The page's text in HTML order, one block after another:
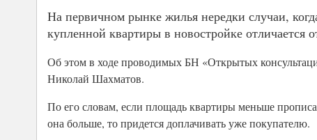
На первичном рынке жилья нередки случаи,
купленной квартиры в новостройке отличается
Об этом в ходе проводимых БН «Открытых
Николай Шахматов.
По его словам, если площадь квартиры меньше
она больше, то придется доплачивать уже покупателю.